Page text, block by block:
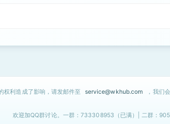
权利造成了影响，请发邮件至 service@wkhub.com ，我们
欢迎加QQ群讨论。一群：733308953（已满）| 二群：